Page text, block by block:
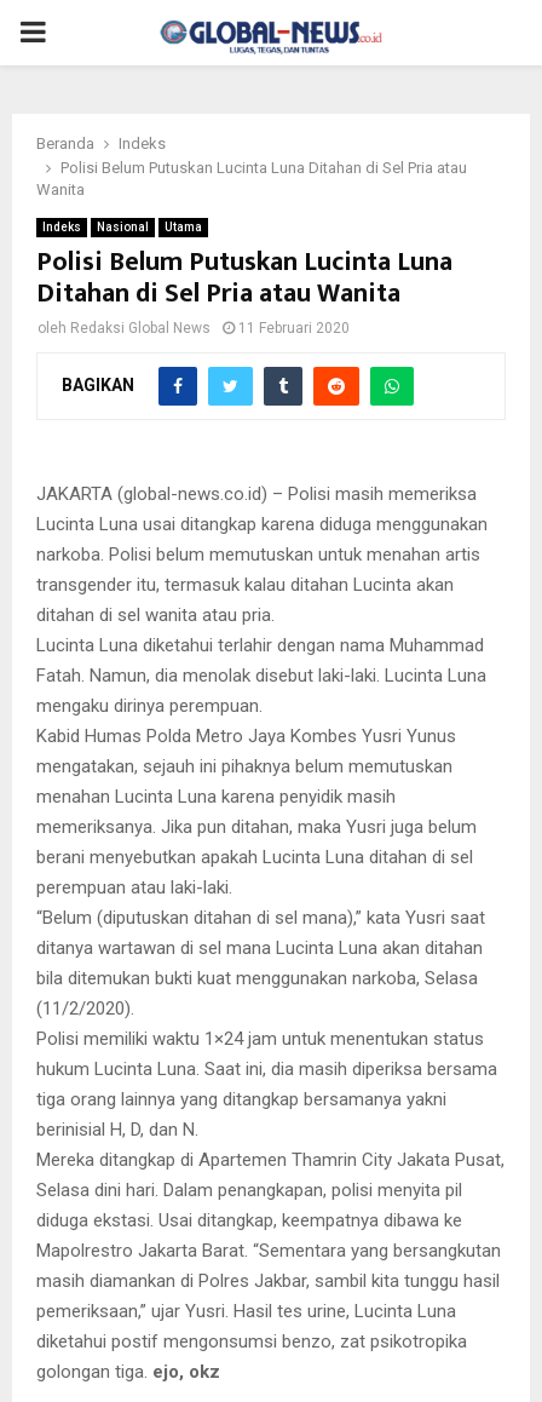
PRIMARY
Beranda
Indeks
Polisi Belum Putuskan Lucinta Luna Ditahan di Sel Pria atau
Wanita
Indeks Nasional Utama
Polisi Belum Putuskan Lucinta Luna
Ditahan di Sel Pria atau Wanita
oleh Redaksi Global News 11 Februari 2020
BAGIKAN
JAKARTA (global-news.co.id) – Polisi masih memeriksa
Lucinta Luna usai ditangkap karena diduga menggunakan
narkoba. Polisi belum memutuskan untuk menahan artis
transgender itu, termasuk kalau ditahan Lucinta akan
ditahan di sel wanita atau pria.
Lucinta Luna diketahui terlahir dengan nama Muhammad
Fatah. Namun, dia menolak disebut laki-laki. Lucinta Luna
mengaku dirinya perempuan.
Kabid Humas Polda Metro Jaya Kombes Yusri Yunus
mengatakan, sejauh ini pihaknya belum memutuskan
menahan Lucinta Luna karena penyidik masih
memeriksanya. Jika pun ditahan, maka Yusri juga belum
berani menyebutkan apakah Lucinta Luna ditahan di sel
perempuan atau laki-laki.
“Belum (diputuskan ditahan di sel mana),” kata Yusri saat
ditanya wartawan di sel mana Lucinta Luna akan ditahan
bila ditemukan bukti kuat menggunakan narkoba, Selasa
(11/2/2020).
Polisi memiliki waktu 1×24 jam untuk menentukan status
hukum Lucinta Luna. Saat ini, dia masih diperiksa bersama
tiga orang lainnya yang ditangkap bersamanya yakni
berinisial H, D, dan N.
Mereka ditangkap di Apartemen Thamrin City Jakata Pusat,
Selasa dini hari. Dalam penangkapan, polisi menyita pil
diduga ekstasi. Usai ditangkap, keempatnya dibawa ke
Mapolrestro Jakarta Barat. “Sementara yang bersangkutan
masih diamankan di Polres Jakbar, sambil kita tunggu hasil
pemeriksaan,” ujar Yusri. Hasil tes urine, Lucinta Luna
diketahui postif mengonsumsi benzo, zat psikotropika
golongan tiga. ejo, okz